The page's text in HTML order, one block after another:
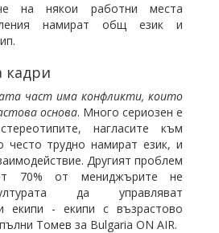
на някои работни места
намират общ език и
кадри
част има конфликти, които
основа. Много сериозен е
нагласите към
често трудно намират език, и
Другият проблем
70% от мениджърите не
да управляват
екипи - екипи с възрастово
Томев за Bulgaria ON AIR.